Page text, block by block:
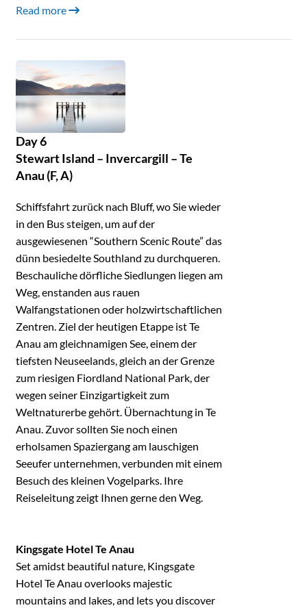
Read more
Day 6
Stewart Island – Invercargill – Te
Anau (F, A)
Schiffsfahrt zurück nach Bluff, wo Sie wieder
in den Bus steigen, um auf der
ausgewiesenen “Southern Scenic Route” das
dünn besiedelte Southland zu durchqueren.
Beschauliche dörfliche Siedlungen liegen am
Weg, enstanden aus rauen
Walfangstationen oder holzwirtschaftlichen
Zentren. Ziel der heutigen Etappe ist Te
Anau am gleichnamigen See, einem der
tiefsten Neuseelands, gleich an der Grenze
zum riesigen Fiordland National Park, der
wegen seiner Einzigartigkeit zum
Weltnaturerbe gehört. Übernachtung in Te
Anau. Zuvor sollten Sie noch einen
erholsamen Spaziergang am lauschigen
Seeufer unternehmen, verbunden mit einem
Besuch des kleinen Vogelparks. Ihre
Reiseleitung zeigt Ihnen gerne den Weg.
Kingsgate Hotel Te Anau
Set amidst beautiful nature, Kingsgate
Hotel Te Anau overlooks majestic
mountains and lakes, and lets you discover